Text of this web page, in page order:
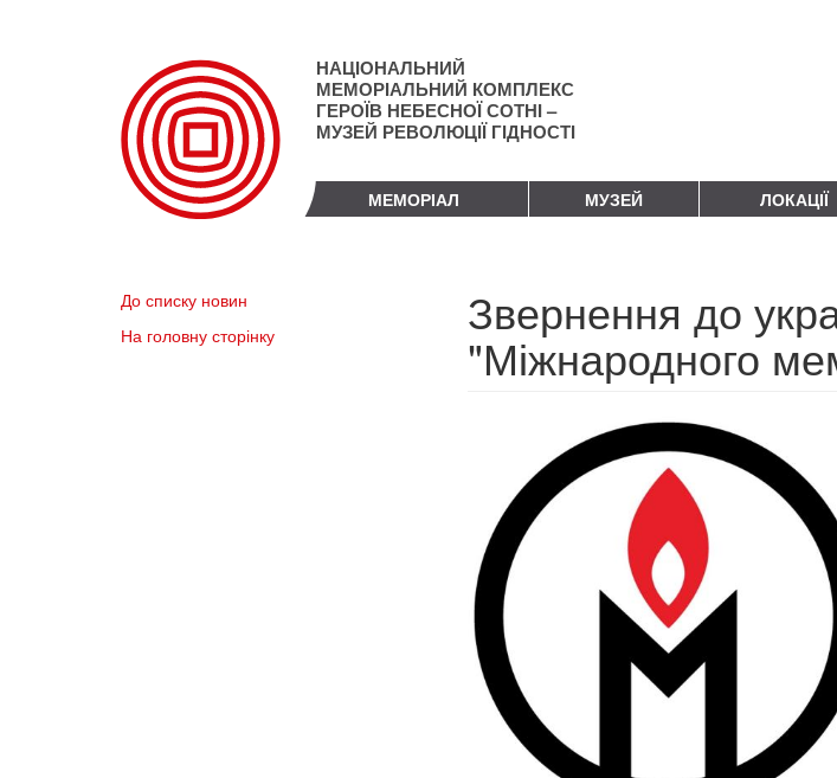
НАЦІОНАЛЬНИЙ
МЕМОРІАЛЬНИЙ КОМПЛЕКС
ГЕРОЇВ НЕБЕСНОЇ СОТНІ –
МУЗЕЙ РЕВОЛЮЦІЇ ГІДНОСТІ
МЕМОРІАЛ МУЗЕЙ ЛОКАЦІЇ
До списку новин
На головну сторінку
Звернення до
"Міжнародного